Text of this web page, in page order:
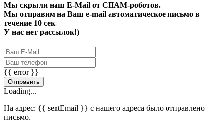
Мы скрыли наш E-Mail от СПАМ-роботов.
Мы отправим на Ваш e-mail автоматическое письмо в
течение 10 сек.
У нас нет рассылок!)
{{ error }}
Отправить
Loading...
На адрес: {{ sentEmail }} с нашего адреса было отправлено
письмо.